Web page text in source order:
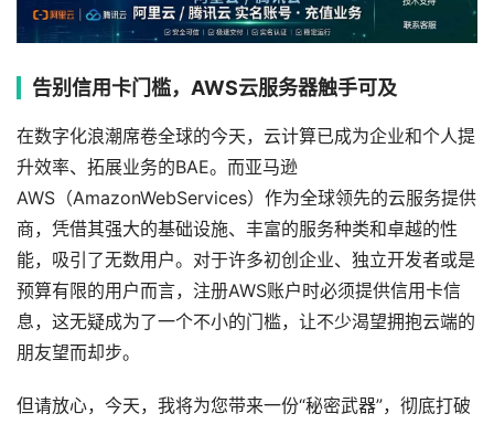
告别信用卡门槛，AWS云服务器触手可及
在数字化浪潮席卷全球的今天，云计算已成为企业和个人提
升效率、拓展业务的BAE。而亚马逊
AWS（AmazonWebServices）作为全球领先的云服务提供
商，凭借其强大的基础设施、丰富的服务种类和卓越的性
能，吸引了无数用户。对于许多初创企业、独立开发者或是
预算有限的用户而言，注册AWS账户时必须提供信用卡信
息，这无疑成为了一个不小的门槛，让不少渴望拥抱云端的
朋友望而却步。
但请放心，今天，我将为您带来一份“秘密武器”，彻底打破